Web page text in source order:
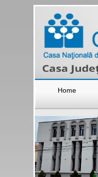
Home